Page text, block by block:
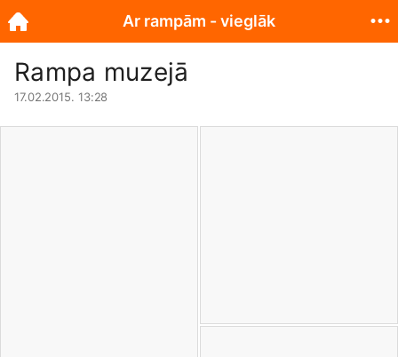
Rampa muzejā
17.02.2015. 13:28
Ar rampām - vieglāk